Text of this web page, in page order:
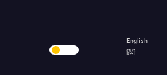
English
हिंदी